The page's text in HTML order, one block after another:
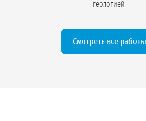
геологией.
Смотреть все работы